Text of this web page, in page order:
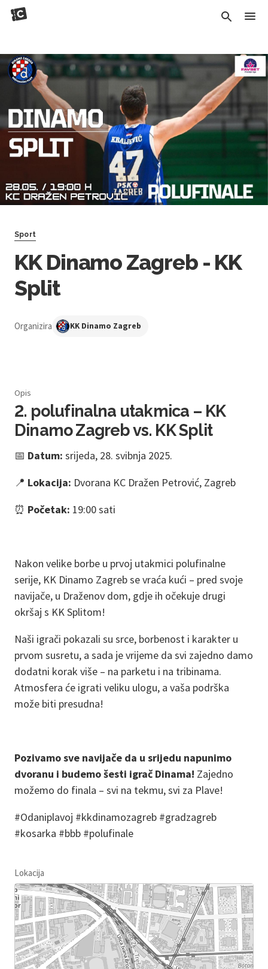
Sport
KK Dinamo Zagreb - KK
Split
Organizira KK Dinamo Zagreb
Opis
2. polufinalna utakmica – KK
Dinamo Zagreb vs. KK Split
📅 Datum: srijeda, 28. svibnja 2025.
📍 Lokacija: Dvorana KC Dražen Petrović, Zagreb
⏰ Početak: 19:00 sati
Nakon velike borbe u prvoj utakmici polufinalne
serije, KK Dinamo Zagreb se vraća kući – pred svoje
navijače, u Draženov dom, gdje ih očekuje drugi
okršaj s KK Splitom!
Naši igrači pokazali su srce, borbenost i karakter u
prvom susretu, a sada je vrijeme da svi zajedno damo
dodatni korak više – na parketu i na tribinama.
Atmosfera će igrati veliku ulogu, a vaša podrška
može biti presudna!
Pozivamo sve navijače da u srijedu napunimo
dvoranu i budemo šesti igrač Dinama! Zajedno
možemo do finala – svi na tekmu, svi za Plave!
#Odaniplavoj #kkdinamozagreb #gradzagreb
#kosarka #bbb #polufinale
Lokacija